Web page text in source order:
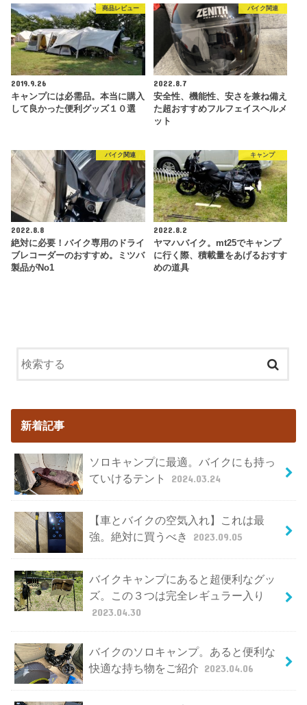
商品レビュー
2019.9.26
キャンプには必需品。本当に購入
して良かった便利グッズ１０選
バイク関連
2022.8.7
安全性、機能性、安さを兼ね備え
た超おすすめフルフェイスヘルメ
ット
バイク関連
2022.8.8
絶対に必要！バイク専用のドライ
ブレコーダーのおすすめ。ミツバ
製品がNo1
キャンプ
2022.8.2
ヤマハバイク。mt25でキャンプ
に行く際、積載量をあげるおすす
めの道具
新着記事
ソロキャンプに最適。バイクにも持っ
ていけるテント
2024.03.24
【車とバイクの空気入れ】これは最
強。絶対に買うべき
2023.09.05
バイクキャンプにあると超便利なグッ
ズ。この３つは完全レギュラー入り
2023.04.30
バイクのソロキャンプ。あると便利な
快適な持ち物をご紹介 2023.04.06